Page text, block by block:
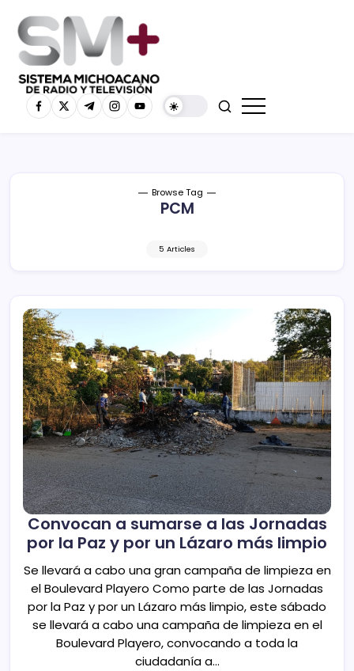
Browse Tag
PCM
5 Articles
Convocan a sumarse a las Jornadas
por la Paz y por un Lázaro más limpio
Se llevará a cabo una gran campaña de limpieza en
el Boulevard Playero Como parte de las Jornadas
por la Paz y por un Lázaro más limpio, este sábado
se llevará a cabo una campaña de limpieza en el
Boulevard Playero, convocando a toda la
ciudadanía a…